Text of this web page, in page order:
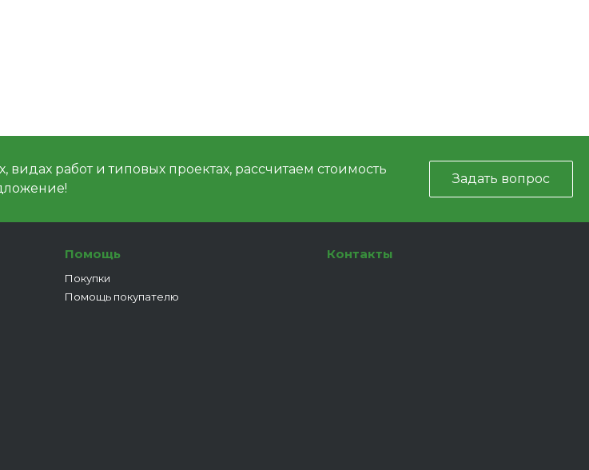
работ и типовых проектах, рассчитаем стоимость
Задать вопрос
Помощь
Покупки
Помощь покупателю
Контакты